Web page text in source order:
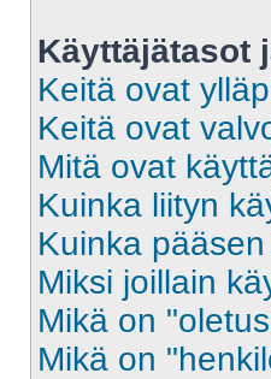
Käyttäjätasot
Keitä ovat
Keitä ovat
Mitä ovat
Kuinka liityn
Kuinka
Miksi joillain
Mikä on
Mikä on